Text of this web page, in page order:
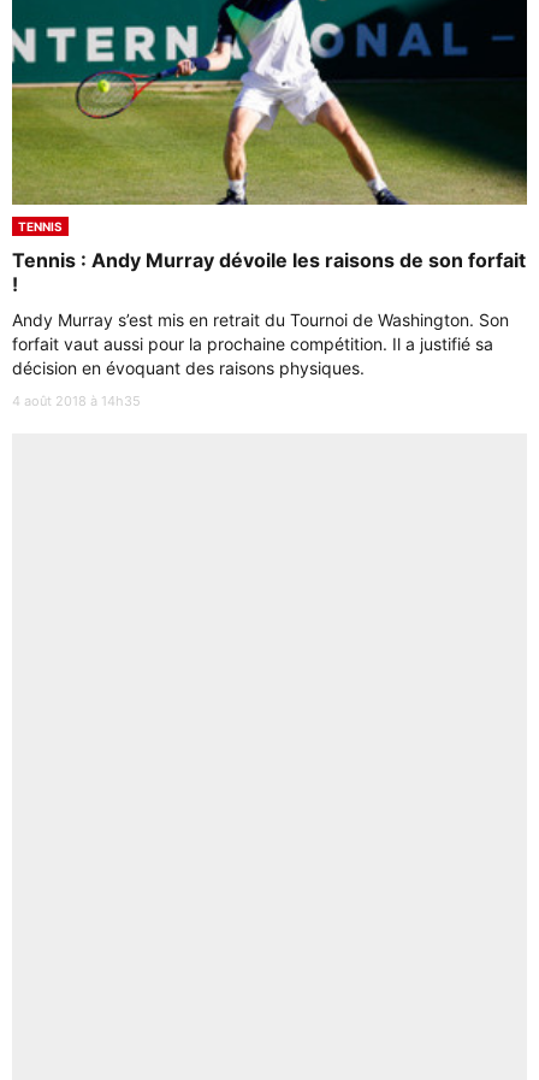
TENNIS
Tennis : Andy Murray dévoile les raisons de son forfait
!
Andy Murray s’est mis en retrait du Tournoi de Washington. Son
forfait vaut aussi pour la prochaine compétition. Il a justifié sa
décision en évoquant des raisons physiques.
4 août 2018 à 14h35